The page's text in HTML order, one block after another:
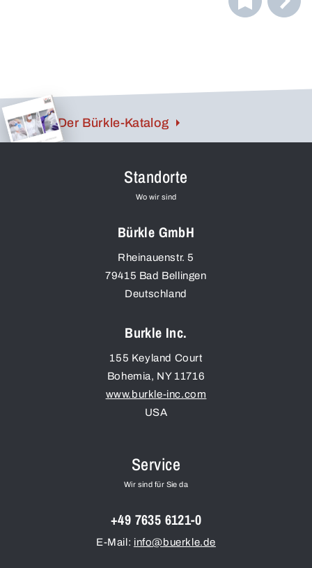
Der Bürkle-Katalog
Standorte
Wo wir sind
Bürkle GmbH
Rheinauenstr. 5
79415 Bad Bellingen
Deutschland
Burkle Inc.
155 Keyland Court
Bohemia, NY 11716
www.burkle-inc.com
USA
Service
Wir sind für Sie da
+49 7635 6121-0
E-Mail: info@buerkle.de